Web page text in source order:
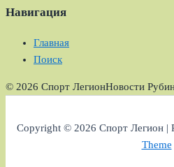
Навигация
Главная
Поиск
© 2026 Спорт ЛегионНовости
Copyright © 2026 Спорт Легион |
Theme